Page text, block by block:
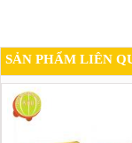
SẢN PHẨM LIÊN